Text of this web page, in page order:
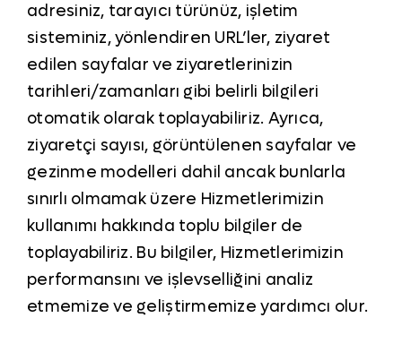
adresiniz, tarayıcı türünüz, işletim
sisteminiz, yönlendiren URL’ler, ziyaret
edilen sayfalar ve ziyaretlerinizin
tarihleri/zamanları gibi belirli bilgileri
otomatik olarak toplayabiliriz. Ayrıca,
ziyaretçi sayısı, görüntülenen sayfalar ve
gezinme modelleri dahil ancak bunlarla
sınırlı olmamak üzere Hizmetlerimizin
kullanımı hakkında toplu bilgiler de
toplayabiliriz. Bu bilgiler, Hizmetlerimizin
performansını ve işlevselliğini analiz
etmemize ve geliştirmemize yardımcı olur.